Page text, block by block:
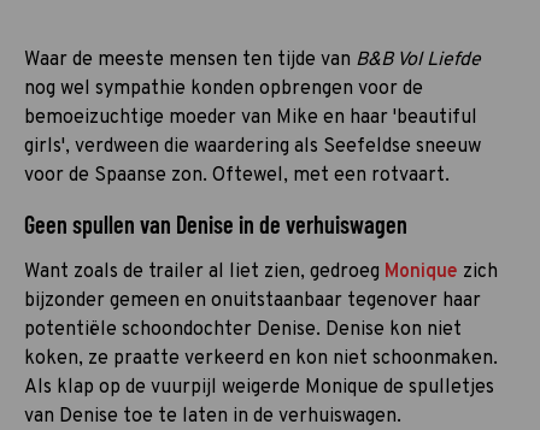
Waar de meeste mensen ten tijde van B&B Vol Liefde
nog wel sympathie konden opbrengen voor de
bemoeizuchtige moeder van Mike en haar 'beautiful
girls', verdween die waardering als Seefeldse sneeuw
voor de Spaanse zon. Oftewel, met een rotvaart.
Geen spullen van Denise in de verhuiswagen
Want zoals de trailer al liet zien, gedroeg Monique zich
bijzonder gemeen en onuitstaanbaar tegenover haar
potentiële schoondochter Denise. Denise kon niet
koken, ze praatte verkeerd en kon niet schoonmaken.
Als klap op de vuurpijl weigerde Monique de spulletjes
van Denise toe te laten in de verhuiswagen.